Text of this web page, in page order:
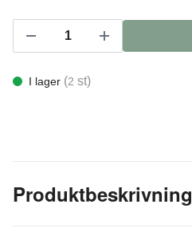
I lager (2 st)
Produktbeskrivning